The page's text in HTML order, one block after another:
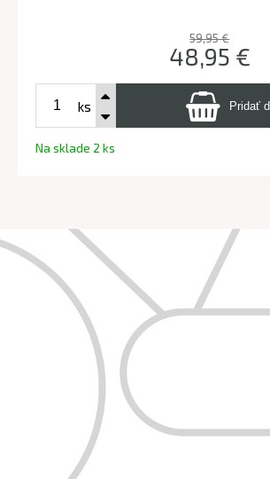
59,95 €
48,95 €
ks
Na sklade 2 ks